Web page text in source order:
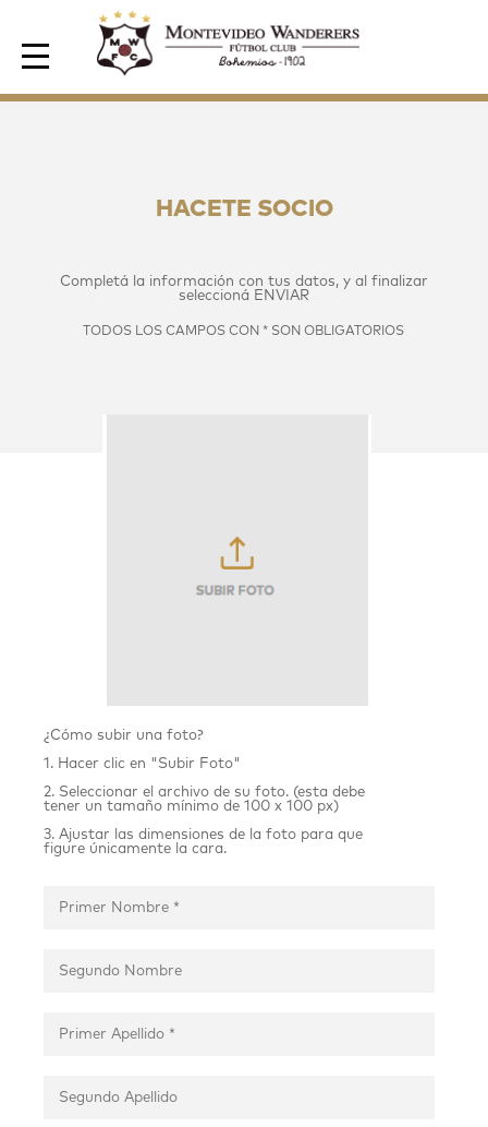
Area de Socios
HACETE SOCIO
Completá la información con tus datos, y al finalizar
seleccioná ENVIAR
TODOS LOS CAMPOS CON * SON OBLIGATORIOS
¿Cómo subir una foto?
1. Hacer clic en "Subir Foto"
2. Seleccionar el archivo de su foto. (esta debe
tener un tamaño mínimo de 100 x 100 px)
3. Ajustar las dimensiones de la foto para que
figure únicamente la cara.